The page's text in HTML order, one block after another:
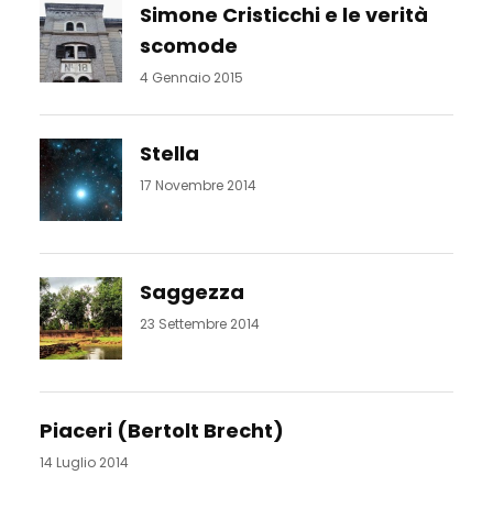
Simone Cristicchi e le verità
scomode
4 Gennaio 2015
Stella
17 Novembre 2014
Saggezza
23 Settembre 2014
Piaceri (Bertolt Brecht)
14 Luglio 2014